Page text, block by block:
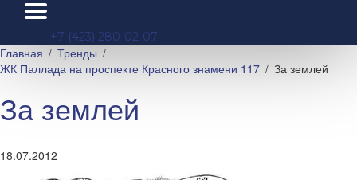
+7 (423) 280-02-07
Главная
Тренды
ЖК Паллада на проспекте Красного знамени 117
За землей
За землей
18.07.2012